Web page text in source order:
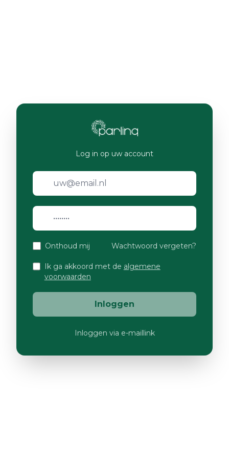
Log in op uw account
Onthoud mij Wachtwoord vergeten?
Ik ga akkoord met de algemene
voorwaarden
Inloggen
Inloggen via e-maillink